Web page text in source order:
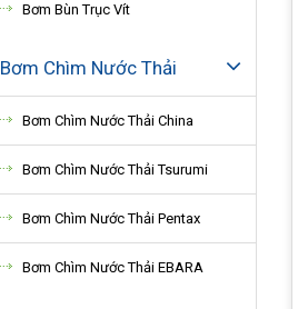
Bơm Bùn Trục Vít
Bơm Chìm Nước Thải
Bơm Chìm Nước Thải China
Bơm Chìm Nước Thải Tsurumi
Bơm Chìm Nước Thải Pentax
Bơm Chìm Nước Thải EBARA